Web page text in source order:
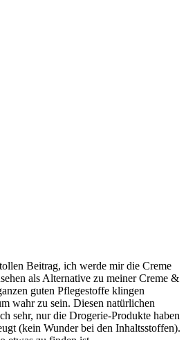
Beitrag, ich werde mir die Creme
als Alternative zu meiner Creme &
guten Pflegestoffe klingen
wahr zu sein. Diesen natürlichen
sehr, nur die Drogerie-Produkte haben
(kein Wunder bei den Inhaltsstoffen).